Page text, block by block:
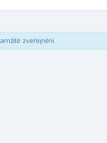
zveřejnění.